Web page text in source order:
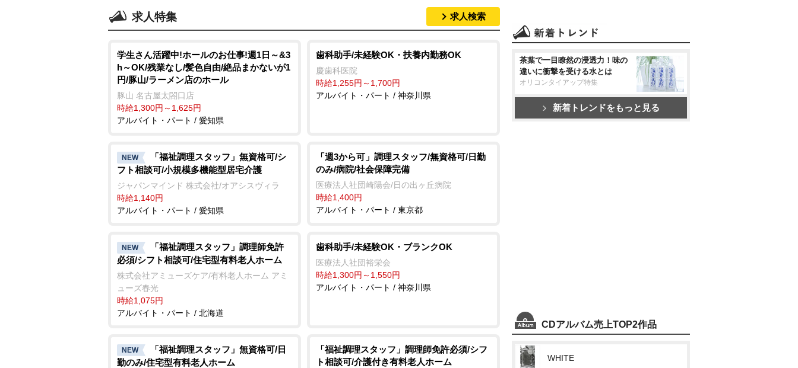
求人特集 求人検索
学生さん活躍中!ホールのお仕事!週1日～&3
h～OK/残業なし/髪色自由/絶品まかないが1
円/豚山/ラーメン店のホール
豚山 名古屋太閤口店
時給1,300円～1,625円
アルバイト・パート / 愛知県
歯科助手/未経験OK・扶養内勤務OK
慶歯科医院
時給1,255円～1,700円
アルバイト・パート / 神奈川県
NEW
「福祉調理スタッフ」無資格可/シ
フト相談可/小規模多機能型居宅介護
ジャパンマインド 株式会社/オアシスヴィラ
時給1,140円
アルバイト・パート / 愛知県
「週3から可」調理スタッフ/無資格可/日勤
のみ/病院/社会保障完備
医療法人社団崎陽会/日の出ヶ丘病院
時給1,400円
アルバイト・パート / 東京都
NEW
「福祉調理スタッフ」調理師免許
必須/シフト相談可/住宅型有料老人ホーム
株式会社アミューズケア/有料老人ホーム アミ
ューズ春光
時給1,075円
アルバイト・パート / 北海道
歯科助手/未経験OK・ブランクOK
医療法人社団裕栄会
時給1,300円～1,550円
アルバイト・パート / 神奈川県
NEW
「福祉調理スタッフ」無資格可/日
勤のみ/住宅型有料老人ホーム
「福祉調理スタッフ」調理師免許必須/シフ
ト相談可/介護付き有料老人ホーム
茶葉で一目瞭然の浸透力！味の
違いに衝撃を受ける水とは
オリコンタイアップ特集
新着トレンドをもっと見る
CDアルバム売上TOP2作品
WHITE